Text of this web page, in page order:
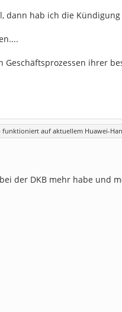
dann hab ich die Kündigung
ihrer
funktioniert auf aktuellem Huawei-
der DKB mehr habe und